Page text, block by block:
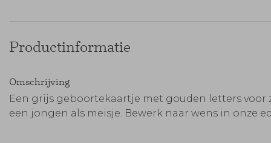
Productinformatie
Omschrijving
Een grijs geboortekaartje met gouden letters voor
een jongen als meisje. Bewerk naar wens in onze